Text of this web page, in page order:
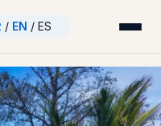
/ EN / ES